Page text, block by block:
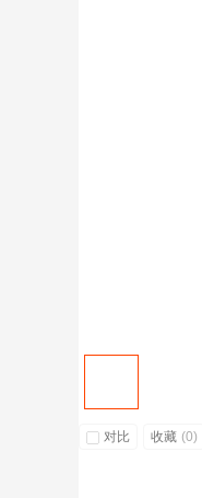
对比 收藏 (0)